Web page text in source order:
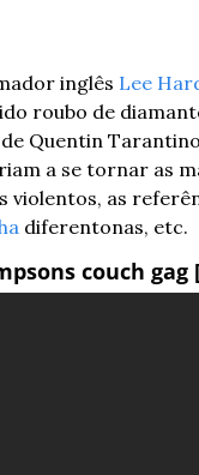
inglês Lee
roubo de
Quentin
a se tornar as
violentos, as
diferentonas, etc.
couch gag